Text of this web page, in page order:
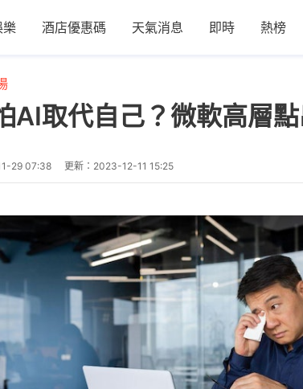
樂 酒店優惠碼 天氣消息 即時 熱榜
AI取代自己？微軟高層
29 07:38 更新： 2023-12-11 15:25